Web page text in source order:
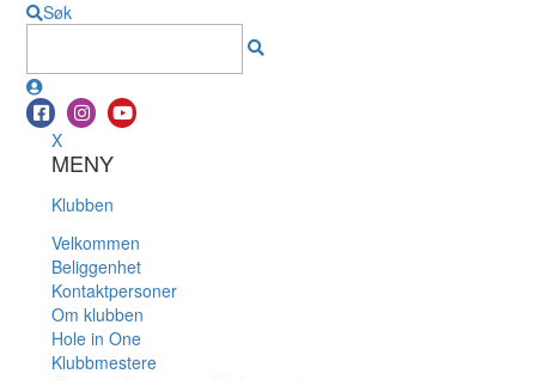
Søk
X
MENY
Klubben
Velkommen
Beliggenhet
Kontaktpersoner
Om klubben
Hole in One
Klubbmestere